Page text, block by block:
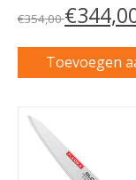
€354,00
Toevoegen
Carrousel van